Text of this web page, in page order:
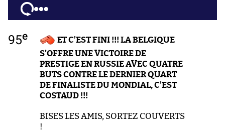
95e
ET C’EST FINI !!! LA BELGIQUE
S’OFFRE UNE VICTOIRE DE
PRESTIGE EN RUSSIE AVEC QUATRE
BUTS CONTRE LE DERNIER QUART
DE FINALISTE DU MONDIAL, C’EST
COSTAUD !!!
BISES LES AMIS, SORTEZ COUVERTS
!